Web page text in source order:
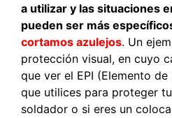
a utilizar y las situaciones
pueden ser más
cortamos azulejos. Un
protección visual, en cuyo
que ver el EPI (Elemento
que utilices para proteger
soldador o si eres un